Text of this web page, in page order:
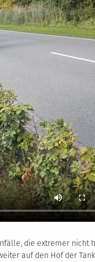
die extremer
auf den Hof der